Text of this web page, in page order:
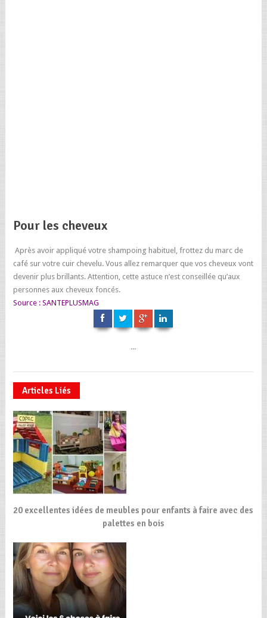
Pour les cheveux
Après avoir appliqué votre shampoing habituel, frottez du marc de
café sur votre cuir chevelu. Vous allez remarquer que vos cheveux vont
devenir plus brillants. Attention, cette astuce n’est conseillée qu’aux
personnes aux cheveux foncés.
Source : SANTEPLUSMAG
...
Articles Liés
20 excellentes idées de meubles pour enfants à faire avec des
palettes en bois